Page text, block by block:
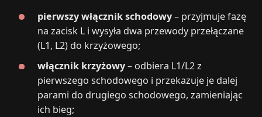
pierwszy włącznik schodowy– przyjmuje fazę
na zacisk L i wysyła dwa przewody przełączane
(L1, L2) do krzyżowego;
włącznik krzyżowy– odbiera L1/L2 z
pierwszego schodowego i przekazuje je dalej
parami do drugiego schodowego, zamieniając
ich bieg;